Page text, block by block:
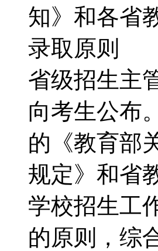
知》和各
录取原则
省级招生主
向考生公
的《教育部
规定》和省
学校招生工
的原则，